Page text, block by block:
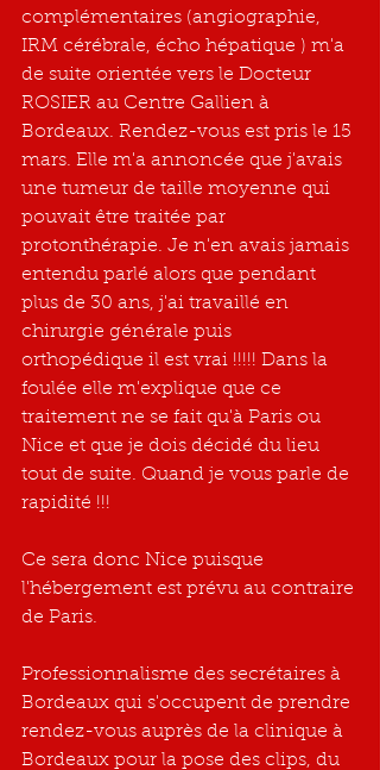
complémentaires (angiographie,
IRM cérébrale, écho hépatique ) m'a
de suite orientée vers le Docteur
ROSIER au Centre Gallien à
Bordeaux. Rendez-vous est pris le 15
mars. Elle m'a annoncée que j'avais
une tumeur de taille moyenne qui
pouvait être traitée par
protonthérapie. Je n'en avais jamais
entendu parlé alors que pendant
plus de 30 ans, j'ai travaillé en
chirurgie générale puis
orthopédique il est vrai !!!!! Dans la
foulée elle m'explique que ce
traitement ne se fait qu'à Paris ou
Nice et que je dois décidé du lieu
tout de suite. Quand je vous parle de
rapidité !!!
Ce sera donc Nice puisque
l'hébergement est prévu au contraire
de Paris.
Professionnalisme des secrétaires à
Bordeaux qui s'occupent de prendre
rendez-vous auprès de la clinique à
Bordeaux pour la pose des clips, du